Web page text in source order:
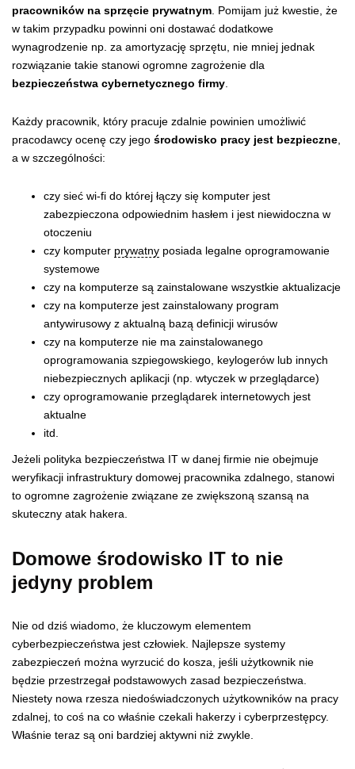
pracowników na sprzęcie prywatnym. Pomijam już kwestie, że
w takim przypadku powinni oni dostawać dodatkowe
wynagrodzenie np. za amortyzację sprzętu, nie mniej jednak
rozwiązanie takie stanowi ogromne zagrożenie dla
bezpieczeństwa cybernetycznego firmy.
Każdy pracownik, który pracuje zdalnie powinien umożliwić
pracodawcy ocenę czy jego środowisko pracy jest bezpieczne,
a w szczególności:
czy sieć wi-fi do której łączy się komputer jest
zabezpieczona odpowiednim hasłem i jest niewidoczna w
otoczeniu
czy komputer prywatny posiada legalne oprogramowanie
systemowe
czy na komputerze są zainstalowane wszystkie aktualizacje
czy na komputerze jest zainstalowany program
antywirusowy z aktualną bazą definicji wirusów
czy na komputerze nie ma zainstalowanego
oprogramowania szpiegowskiego, keylogerów lub innych
niebezpiecznych aplikacji (np. wtyczek w przeglądarce)
czy oprogramowanie przeglądarek internetowych jest
aktualne
itd.
Jeżeli polityka bezpieczeństwa IT w danej firmie nie obejmuje
weryfikacji infrastruktury domowej pracownika zdalnego, stanowi
to ogromne zagrożenie związane ze zwiększoną szansą na
skuteczny atak hakera.
Domowe środowisko IT to nie
jedyny problem
Nie od dziś wiadomo, że kluczowym elementem
cyberbezpieczeństwa jest człowiek. Najlepsze systemy
zabezpieczeń można wyrzucić do kosza, jeśli użytkownik nie
będzie przestrzegał podstawowych zasad bezpieczeństwa.
Niestety nowa rzesza niedoświadczonych użytkowników na pracy
zdalnej, to coś na co właśnie czekali hakerzy i cyberprzestępcy.
Właśnie teraz są oni bardziej aktywni niż zwykle.